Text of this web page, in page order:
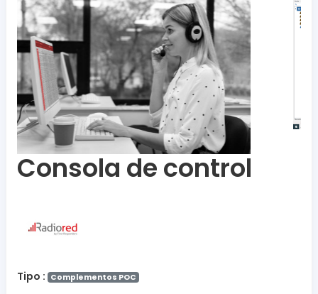
Consola de control
Tipo : Complementos POC